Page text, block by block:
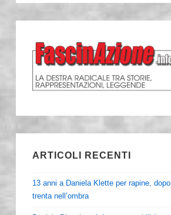
ARTICOLI RECENTI
13 anni a Daniela Klette per rapine, dopo
trenta nell’ombra